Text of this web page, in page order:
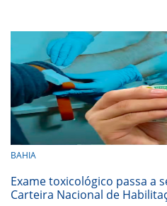
BAHIA
Exame toxicológico passa a
Carteira Nacional de